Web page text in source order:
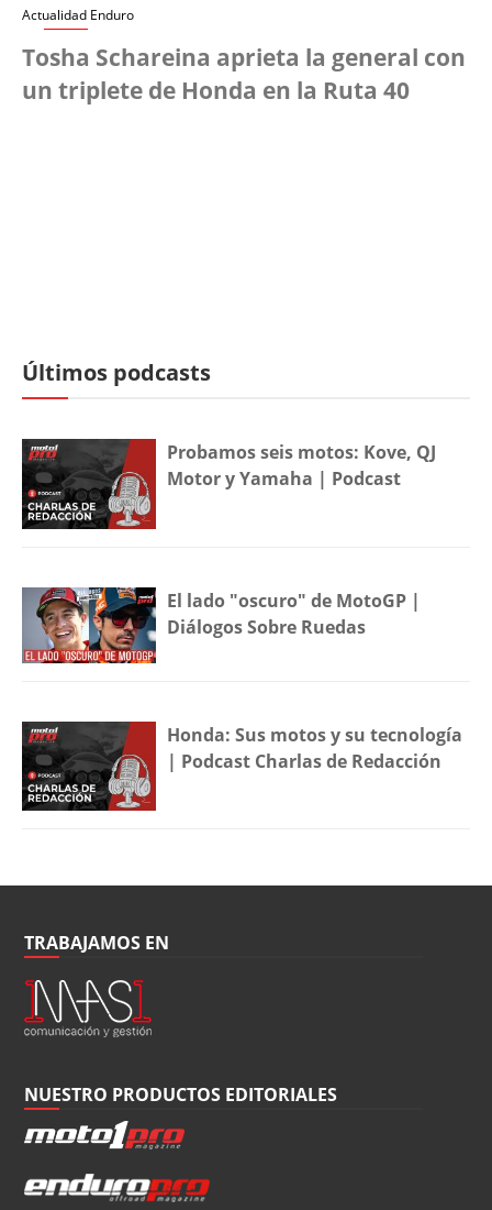
Actualidad Enduro
Tosha Schareina aprieta la general con
un triplete de Honda en la Ruta 40
Últimos podcasts
Probamos seis motos: Kove, QJ
Motor y Yamaha | Podcast
El lado "oscuro" de MotoGP |
Diálogos Sobre Ruedas
Honda: Sus motos y su tecnología
| Podcast Charlas de Redacción
TRABAJAMOS EN
NUESTRO PRODUCTOS EDITORIALES